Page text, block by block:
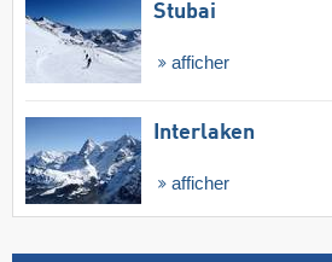
Stubai
afficher
Interlaken
afficher